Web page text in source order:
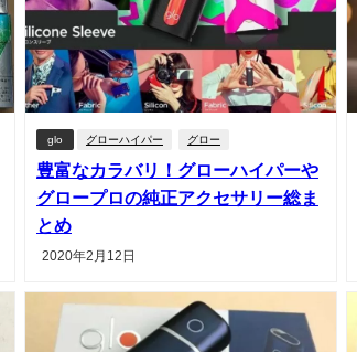
glo グローハイパー グロー
豊富なカラバリ！グローハイパーや
グロープロの純正アクセサリー総ま
とめ
2020年2月12日